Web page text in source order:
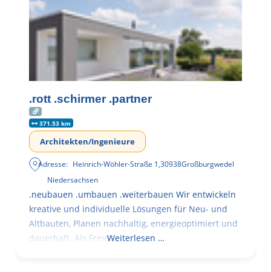
.rott .schirmer .partner
371.53 km
Architekten/Ingenieure
Adresse: Heinrich-Wöhler-Straße 1,30938Großburgwedel
Niedersachsen
.neubauen .umbauen .weiterbauen Wir entwickeln
kreative und individuelle Lösungen für Neu- und
Altbauten, Planen nachhaltig, energieoptimiert und
dauerhaft. Als FreieWeiterlesen …